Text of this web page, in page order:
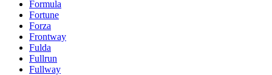
Formula
Fortune
Forza
Frontway
Fulda
Fullrun
Fullway